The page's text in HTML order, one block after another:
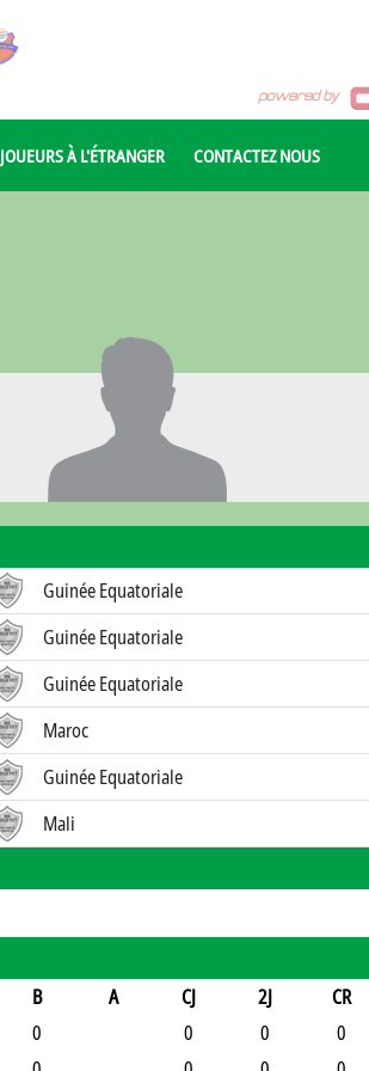
JOUEURS À L'ÉTRANGER CONTACTEZ NOUS
Guinée Equatoriale
Guinée Equatoriale
Guinée Equatoriale
Maroc
Guinée Equatoriale
Mali
B A CJ 2J CR
0 0 0 0